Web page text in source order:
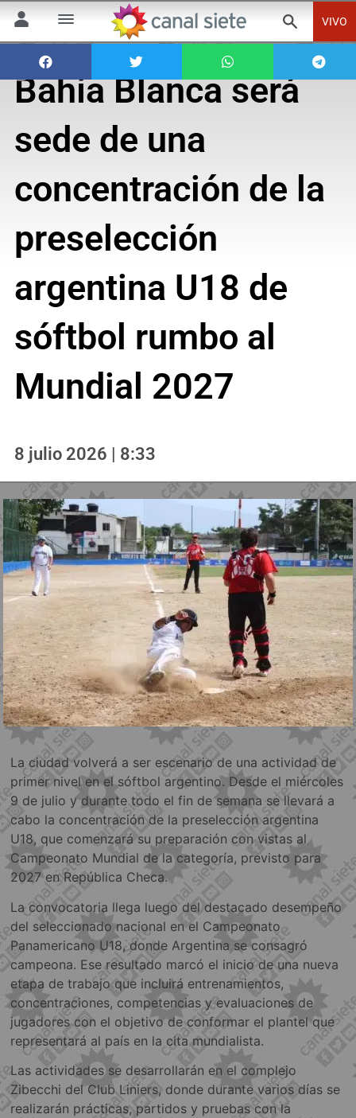
VIVO
Bahía Blanca será
sede de una
concentración de la
preselección
argentina U18 de
sóftbol rumbo al
Mundial 2027
8 julio 2026 | 8:33
La ciudad volverá a ser escenario de una actividad de
primer nivel en el sóftbol argentino. Desde el miércoles
9 de julio y durante todo el fin de semana se llevará a
cabo la concentración de la preselección argentina
U18, que comenzará su preparación con vistas al
Campeonato Mundial de la categoría, previsto para
2027 en República Checa.
La convocatoria llega luego del destacado desempeño
del seleccionado nacional en el Campeonato
Panamericano U18, donde Argentina se consagró
campeona. Ese resultado marcó el inicio de una nueva
etapa de trabajo que incluirá entrenamientos,
concentraciones, competencias y evaluaciones de
jugadores con el objetivo de conformar el plantel que
representará al país en la cita mundialista.
Las actividades se desarrollarán en el complejo
Zibecchi del Club Liniers, donde durante varios días se
realizarán prácticas, partidos y pruebas con la